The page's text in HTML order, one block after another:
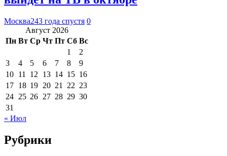
Москва243 года спустя 0
Август 2026
Пн Вт Ср Чт Пт Сб Вс
1
2
3
4 5 6 7 8
9
10 11 12 13 14 15 16
17 18 19 20 21 22 23
24 25 26 27 28 29 30
31
« Июл
Рубрики